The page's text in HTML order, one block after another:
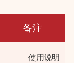
备注
使用说明